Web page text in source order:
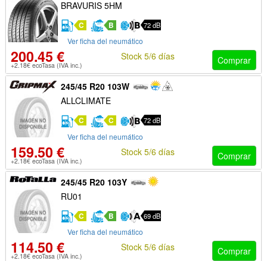
BRAVURIS 5HM
C B 72 dB
Ver ficha del neumático
200.45 €
+2.18€ ecoTasa (IVA inc.) Comprar
Stock 5/6 días
245/45 R20 103W
ALLCLIMATE
C C 72 dB
Ver ficha del neumático
159.50 €
+2.18€ ecoTasa (IVA inc.) Comprar
Stock 5/6 días
245/45 R20 103Y
RU01
C B 69 dB
Ver ficha del neumático
114.50 €
+2.18€ ecoTasa (IVA inc.) Comprar
Stock 5/6 días